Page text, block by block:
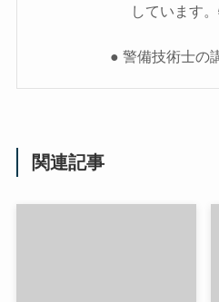
しています
● 警備技術士
関連記事